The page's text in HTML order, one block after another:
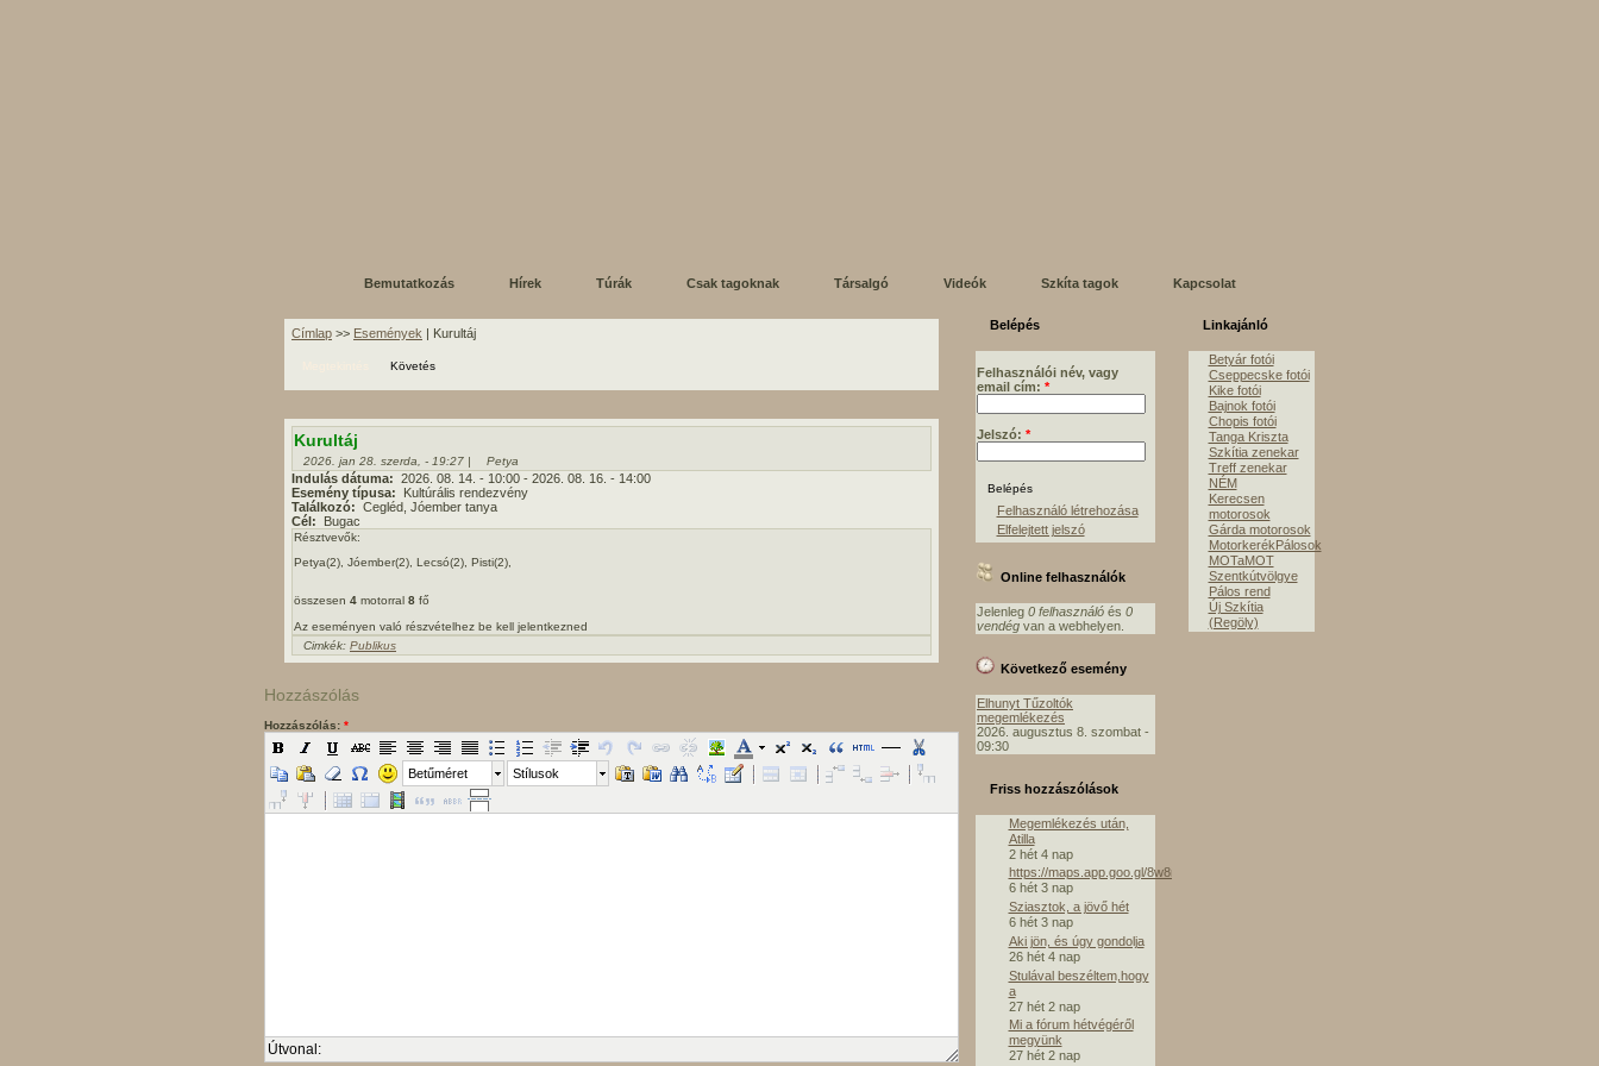
Bemutatkozás Hírek Túrák Csak tagoknak Társalgó Videók Szkíta tagok Kapcsolat
Címlap >> Események | Kurultáj
Követés
Kurultáj
2026. jan 28. szerda, - 19:27 | Petya
Indulás dátuma: 2026. 08. 14. - 10:00 - 2026. 08. 16. - 14:00
Esemény típusa:
Kultúrális rendezvény
Találkozó: Cegléd, Jóember tanya
Cél:
Bugac
Résztvevők:
Petya(2), Jóember(2), Lecsó(2), Pisti(2),
összesen 4 motorral 8 fő
Az eseményen való részvételhez be kell jelentkezned
Cimkék: Publikus
Hozzászólás
Hozzászólás: *
Betűméret Stílusok
Útvonal:
Belépés
Felhasználói név, vagy
email cím: *
Jelszó: *
Felhasználó létrehozása
Elfelejtett jelszó
Online felhasználók
Jelenleg 0 felhasználó és 0
vendég van a webhelyen.
Következő esemény
Elhunyt Tűzoltók
megemlékezés
2026. augusztus 8. szombat -
09:30
Friss hozzászólások
Megemlékezés után,
Atilla
2 hét 4 nap
https://maps.app.goo.gl/8w8mE
6 hét 3 nap
Sziasztok, a jövő hét
6 hét 3 nap
Aki jön, és úgy gondolja
26 hét 4 nap
Stulával beszéltem,hogy
a
27 hét 2 nap
Mi a fórum hétvégéről
megyünk
27 hét 2 nap
Linkajánló
Betyár fotói
Cseppecske fotói
Kike fotói
Bajnok fotói
Chopis fotói
Tanga Kriszta
Szkítia zenekar
Treff zenekar
NÉM
Kerecsen
motorosok
Gárda motorosok
MotorkerékPálosok
MOTaMOT
Szentkútvölgye
Pálos rend
Új Szkítia
(Regöly)